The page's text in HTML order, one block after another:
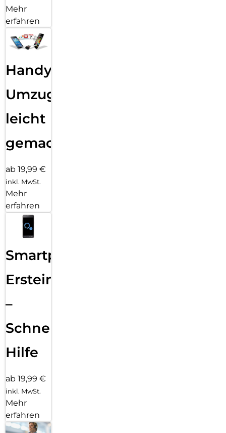
Mehr
erfahren
Handy
Umzug
leicht
gemacht!
ab 19,99 €
inkl. MwSt.
Mehr
erfahren
Smartphone
Ersteinrichtung
–
Schnelle
Hilfe
ab 19,99 €
inkl. MwSt.
Mehr
erfahren